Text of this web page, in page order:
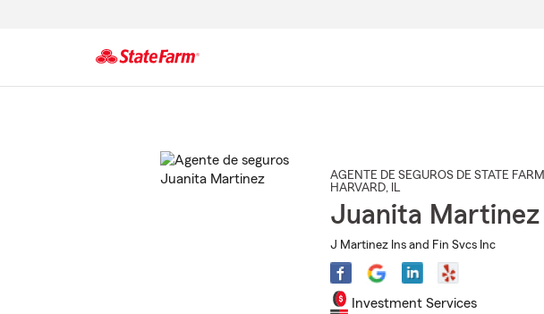
AGENTE DE SEGUROS DE STATE FARM
HARVARD, IL
Juanita Martinez
J Martinez Ins and Fin Svcs Inc
Investment Services